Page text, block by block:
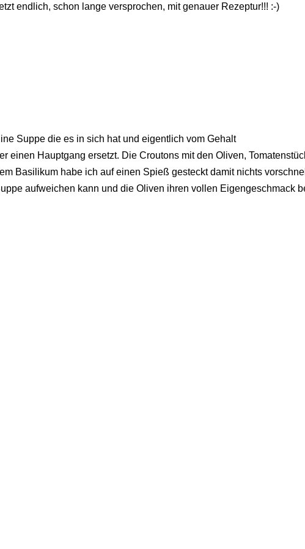
endlich, schon lange versprochen, mit genauer Rezeptur!!! :-)
Suppe die es in sich hat und eigentlich vom Gehalt
einen Hauptgang ersetzt. Die Croutons mit den Oliven,
Basilikum habe ich auf einen Spieß gesteckt damit nichts
aufweichen kann und die Oliven ihren vollen Eigengeschmack